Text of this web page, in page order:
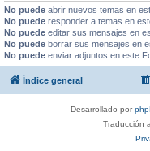
No puede abrir nuevos temas en
No puede responder a temas en
No puede editar sus mensajes en
No puede borrar sus mensajes en
No puede enviar adjuntos en este
Índice general
Desarrollado por
Traducción